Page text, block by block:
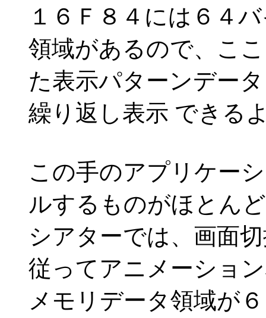
１６Ｆ８４には６４
領域があるので、こ
た表示パターンデー
繰り返し表示 できる
この手のアプリケー
ルするものがほとん
シアターでは、画面
従ってアニメーショ
メモリデータ領域が